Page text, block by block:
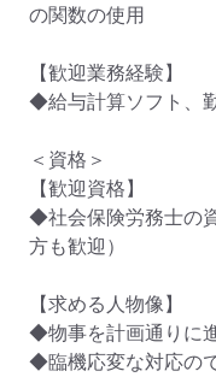
の関数の使用
【歓迎業務経験】
◆給与計算ソフト、
＜資格＞
【歓迎資格】
◆社会保険労務士の
方も歓迎）
【求める人物像】
◆物事を計画通りに
◆臨機応変な対応の